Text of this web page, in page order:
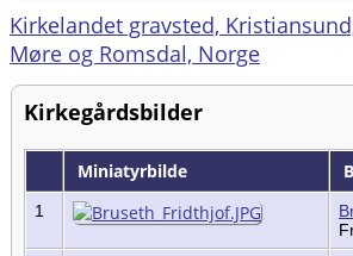
Kirkelandet gravsted,
Møre og Romsdal, Norge
Kirkegårdsbilder
Miniatyrbilde
1